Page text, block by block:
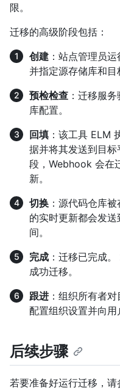
限。
迁移的高级阶段包括：
创建 ：站点管理员
并指定源存储库和目
预检检查 ：迁移服
库配置。
回填 ：该工具 ELM
据并将其发送到目
段，Webhook 会在
新。
切换 ：源代码仓库
的实时更新都会发
间。
完成 ：迁移已完成
成功迁移。
跟进 ：组织所有者
配置组织设置并向用
后续步骤
若要准备好运行迁移，请